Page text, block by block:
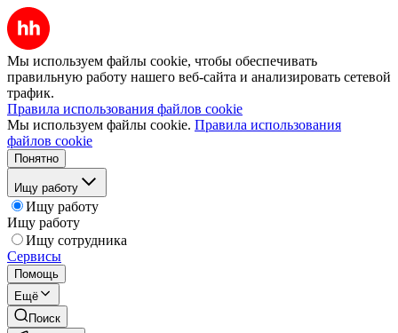
Мы используем файлы cookie, чтобы обеспечивать
правильную работу нашего веб-сайта и анализировать сетевой
трафик.
Правила использования файлов cookie
Мы используем файлы cookie. Правила использования
файлов cookie
Понятно
Ищу работу
Ищу работу
Ищу работу
Ищу сотрудника
Сервисы
Помощь
Ещё
Поиск